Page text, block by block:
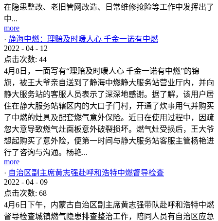
在隐患整改、老旧管网改造、日常维修抢险等工作中发挥出了
中...
more
· 静海中燃：理赔及时暖人心 千金一诺有中燃
2022 - 04 - 12
点击次数: 44
4月8日，一面写有“理赔及时暖人心 千金一诺有中燃”的锦
旗，被王大爷亲自送到了静海中燃静大服务站营业厅内，并向
静大服务站的客服人员表示了深深地感谢。据了解，该用户居
住在静大服务站辖区内的大口子门村，开通了炊事用气并购买
了中燃的灶具及配套燃气意外保险。近日在使用过程中，因疏
忽大意导致燃气灶面板意外破裂损坏。燃气灶受损后，王大爷
想起购买了意外险，便第一时间与静大服务站客服主管杨艳进
行了咨询与沟通。杨艳...
more
· 自治区副主席黄志强赴呼和浩特中燃督导检查
2022 - 04 - 09
点击次数: 68
4月6日下午，内蒙古自治区副主席黄志强带队赴呼和浩特中燃
督导检查城镇燃气隐患排查整治工作，陪同人员有自治区应急